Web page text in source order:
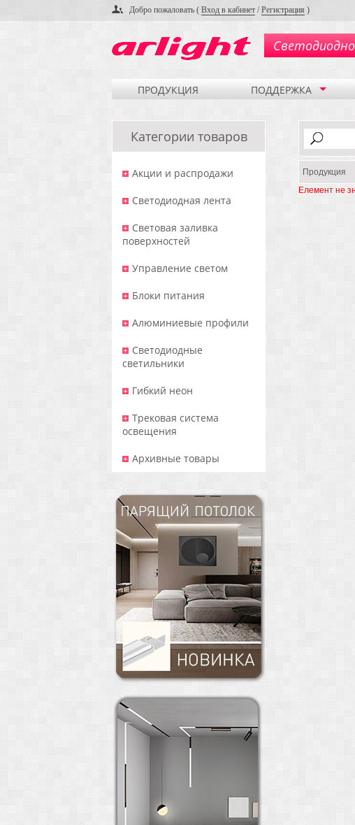
Добро пожаловать ( Вход в кабинет /Регистрация )
ПРОДУКЦИЯ ПОДДЕРЖКА
Категории товаров
Акции и распродажи
Светодиодная лента
Световая заливка
поверхностей
Управление светом
Блоки питания
Алюминиевые профили
Светодиодные
светильники
Гибкий неон
Трековая система
освещения
Архивные товары
Продукция
Елемент не